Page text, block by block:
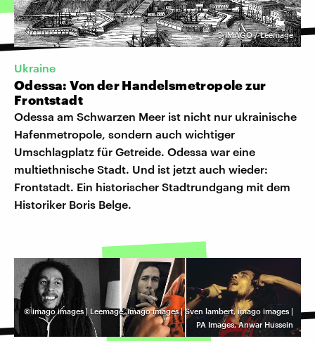
©IMAGO / Leemage
Ukraine
Odessa: Von der Handelsmetropole zur
Frontstadt
Odessa am Schwarzen Meer ist nicht nur ukrainische
Hafenmetropole, sondern auch wichtiger
Umschlagplatz für Getreide. Odessa war eine
multiethnische Stadt. Und ist jetzt auch wieder:
Frontstadt. Ein historischer Stadtrundgang mit dem
Historiker Boris Belge.
©imago images | Leemage, imago images | Sven lambert, imago images |
PA Images, Anwar Hussein